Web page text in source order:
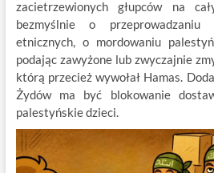
zacietrzewionych głupców na
bezmyślnie o
etnicznych, o mordowaniu
podając zawyżone lub zwyczajnie
którą przecież wywołał Hamas.
Żydów ma być blokowanie
palestyńskie dzieci.